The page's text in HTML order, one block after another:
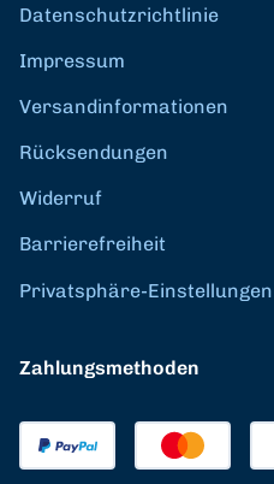
Datenschutzrichtlinie
Impressum
Versandinformationen
Rücksendungen
Widerruf
Barrierefreiheit
Privatsphäre-Einstellungen
Zahlungsmethoden